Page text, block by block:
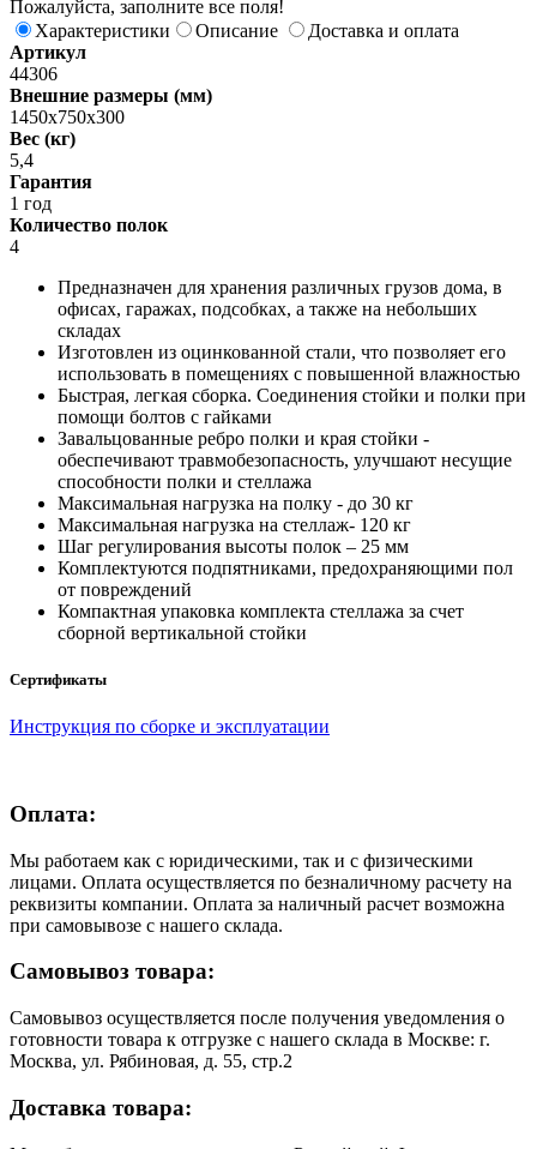
Пожалуйста, заполните все поля!
Характеристики
Описание
Доставка и оплата
Артикул
44306
Внешние размеры (мм)
1450x750x300
Вес (кг)
5,4
Гарантия
1 год
Количество полок
4
Предназначен для хранения различных грузов дома, в
офисах, гаражах, подсобках, а также на небольших
складах
Изготовлен из оцинкованной стали, что позволяет его
использовать в помещениях с повышенной влажностью
Быстрая, легкая сборка. Соединения стойки и полки при
помощи болтов с гайками
Завальцованные ребро полки и края стойки -
обеспечивают травмобезопасность, улучшают несущие
способности полки и стеллажа
Максимальная нагрузка на полку - до 30 кг
Максимальная нагрузка на стеллаж- 120 кг
Шаг регулирования высоты полок – 25 мм
Комплектуются подпятниками, предохраняющими пол
от повреждений
Компактная упаковка комплекта стеллажа за счет
сборной вертикальной стойки
Сертификаты
Инструкция по сборке и эксплуатации
Оплата:
Мы работаем как с юридическими, так и с физическими
лицами. Оплата осуществляется по безналичному расчету на
реквизиты компании. Оплата за наличный расчет возможна
при самовывозе с нашего склада.
Самовывоз товара:
Самовывоз осуществляется после получения уведомления о
готовности товара к отгрузке с нашего склада в Москве: г.
Москва, ул. Рябиновая, д. 55, стр.2
Доставка товара: